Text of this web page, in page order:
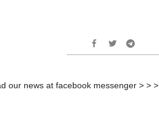
our news at facebook messenger > > >